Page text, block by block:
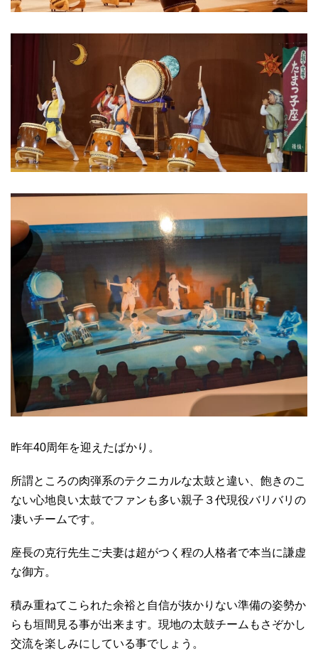
昨年40周年を迎えたばかり。
所謂ところの肉弾系のテクニカルな太鼓と違い、飽きのこ
ない心地良い太鼓でファンも多い親子３代現役バリバリの
凄いチームです。
座長の克行先生ご夫妻は超がつく程の人格者で本当に謙虚
な御方。
積み重ねてこられた余裕と自信が抜かりない準備の姿勢か
らも垣間見る事が出来ます。現地の太鼓チームもさぞかし
交流を楽しみにしている事でしょう。